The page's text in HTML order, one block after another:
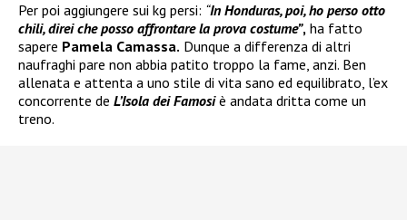
Per poi aggiungere sui kg persi: “In Honduras, poi, ho perso otto
chili, direi che posso affrontare la prova costume”, ha fatto
sapere Pamela Camassa. Dunque a differenza di altri
naufraghi pare non abbia patito troppo la fame, anzi. Ben
allenata e attenta a uno stile di vita sano ed equilibrato, l’ex
concorrente de L’Isola dei Famosiè andata dritta come un
treno.